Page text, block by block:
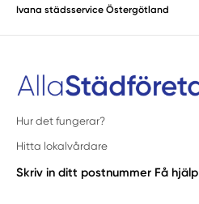
Ivana städsservice Östergötland
Hur det fungerar?
Hitta lokalvårdare
Skriv in ditt postnummer Få hjälp